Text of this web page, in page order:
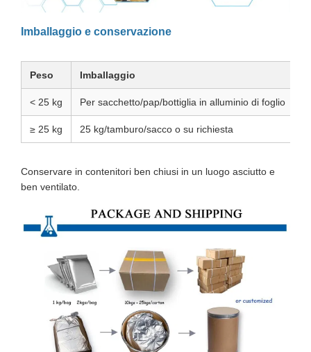
Imballaggio e conservazione
Peso Imballaggio
< 25 kg Per sacchetto/pap/bottiglia in alluminio di foglio
≥ 25 kg 25 kg/tamburo/sacco o su richiesta
Conservare in contenitori ben chiusi in un luogo asciutto e
ben ventilato.